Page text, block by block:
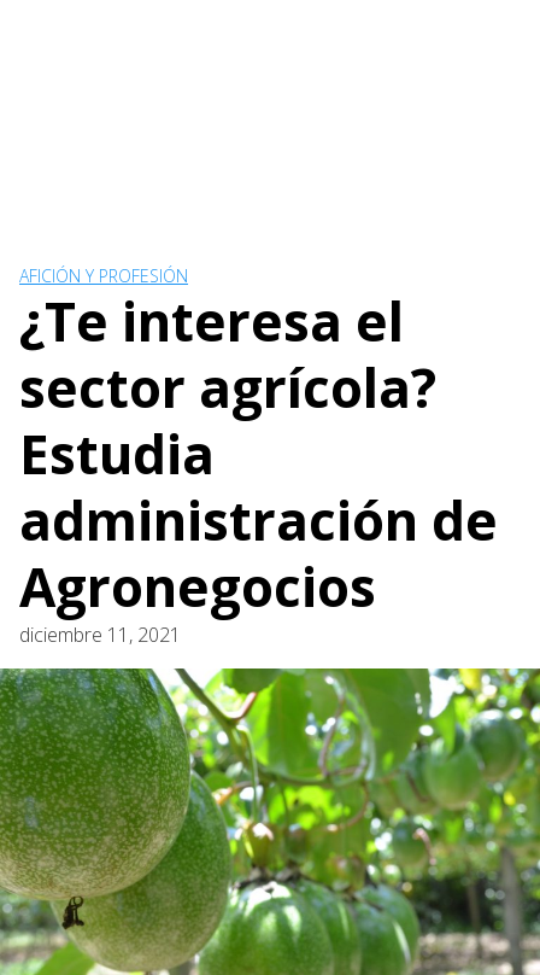
AFICIÓN Y PROFESIÓN
¿Te interesa el
sector agrícola?
Estudia
administración de
Agronegocios
diciembre 11, 2021